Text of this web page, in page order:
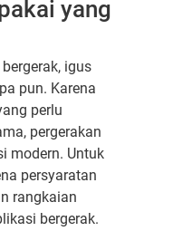
yang
igus
pun. Karena
perlu
pergerakan
modern. Untuk
persyaratan
rangkaian
bergerak.